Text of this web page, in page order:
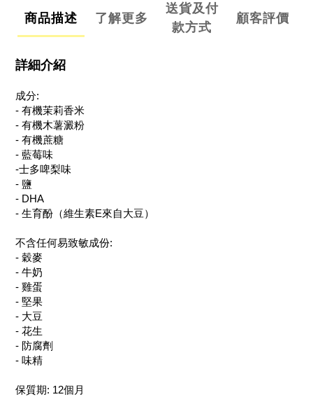
商品描述 了解更多
送貨及付
款方式
顧客評價
詳細介紹
成分:
- 有機茉莉香米
- 有機木薯澱粉
- 有機蔗糖
- 藍莓味
-士多啤梨味
- 鹽
- DHA
- 生育酚（維生素E來自大豆）
不含任何易致敏成份:
- 穀麥
- 牛奶
- 雞蛋
- 堅果
- 大豆
- 花生
- 防腐劑
- 味精
保質期: 12個月